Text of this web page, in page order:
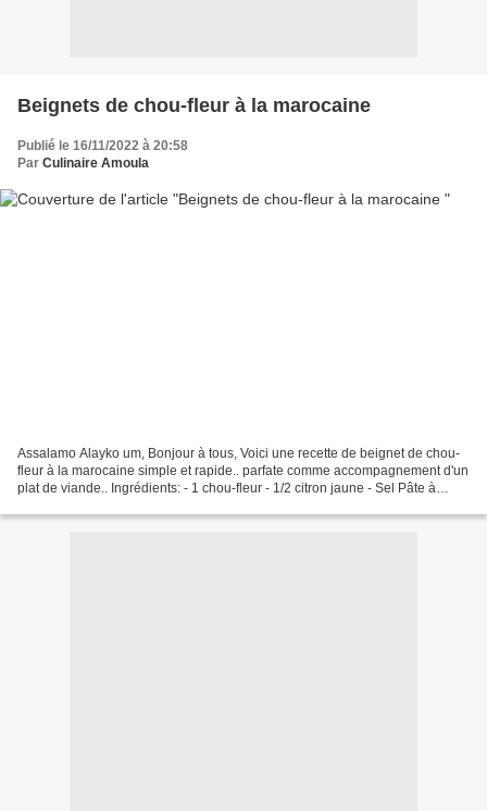
Beignets de chou-fleur à la marocaine
Publié le 16/11/2022 à 20:58
Par Culinaire Amoula
Assalamo Alayko um, Bonjour à tous, Voici une recette de beignet de chou-
fleur à la marocaine simple et rapide.. parfate comme accompagnement d'un
plat de viande.. Ingrédients: - 1 chou-fleur - 1/2 citron jaune - Sel Pâte à